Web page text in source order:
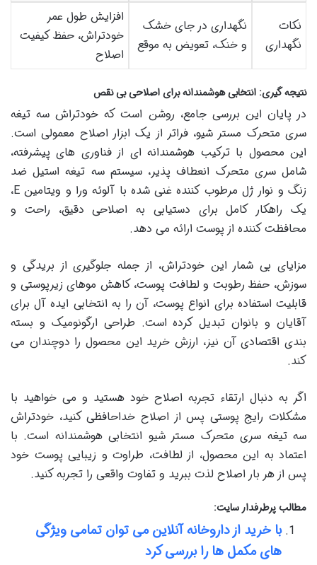
نکات
نگهداری
نگهداری در جای خشک
و خنک، تعویض به موقع
افزایش طول عمر
خودتراش، حفظ کیفیت
اصلاح
نتیجه گیری: انتخابی هوشمندانه برای اصلاحی بی نقص
در پایان این بررسی جامع، روشن است که خودتراش سه تیغه
سری متحرک مستر شیو، فراتر از یک ابزار اصلاح معمولی است.
این محصول با ترکیب هوشمندانه ای از فناوری های پیشرفته،
شامل سری متحرک انعطاف پذیر، سیستم سه تیغه استیل ضد
زنگ و نوار ژل مرطوب کننده غنی شده با آلوئه ورا و ویتامین E،
یک راهکار کامل برای دستیابی به اصلاحی دقیق، راحت و
محافظت کننده از پوست ارائه می دهد.
مزایای بی شمار این خودتراش، از جمله جلوگیری از بریدگی و
سوزش، حفظ رطوبت و لطافت پوست، کاهش موهای زیرپوستی و
قابلیت استفاده برای انواع پوست، آن را به انتخابی ایده آل برای
آقایان و بانوان تبدیل کرده است. طراحی ارگونومیک و بسته
بندی اقتصادی آن نیز، ارزش خرید این محصول را دوچندان می
کند.
اگر به دنبال ارتقاء تجربه اصلاح خود هستید و می خواهید با
مشکلات رایج پوستی پس از اصلاح خداحافظی کنید، خودتراش
سه تیغه سری متحرک مستر شیو انتخابی هوشمندانه است. با
اعتماد به این محصول، از لطافت، طراوت و زیبایی پوست خود
پس از هر بار اصلاح لذت ببرید و تفاوت واقعی را تجربه کنید.
مطالب پرطرفدار سایت:
با خرید از داروخانه آنلاین می توان تمامی ویژگی
های مکمل ها را بررسی کرد